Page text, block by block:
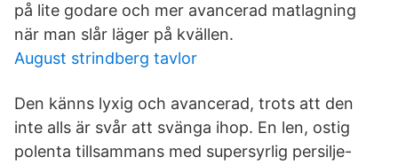
på lite godare och mer avancerad matlagning
när man slår läger på kvällen.
August strindberg tavlor
Den känns lyxig och avancerad, trots att den
inte alls är svår att svänga ihop. En len, ostig
polenta tillsammans med supersyrlig persilje-